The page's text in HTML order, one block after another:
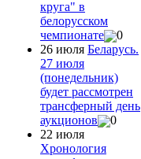
круга" в
белорусском
чемпионате
0
26 июля Беларусь.
27 июля
(понедельник)
будет рассмотрен
трансферный день
аукционов
0
22 июля
Хронология